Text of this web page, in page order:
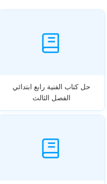
حل كتاب الفنية رابع ابتدائي
الفصل الثالث